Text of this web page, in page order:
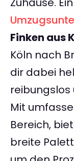
Finken aus
Köln nach
dir dabei
Mit
Bereich,
breite